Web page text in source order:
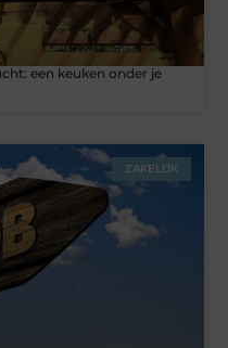
een keuken onder je
ZAKELIJK